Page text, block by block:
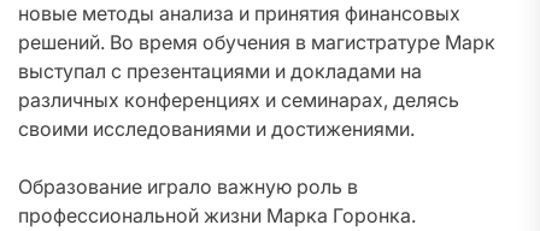
новые методы анализа и принятия финансовых
решений. Во время обучения в магистратуре Марк
выступал с презентациями и докладами на
различных конференциях и семинарах, делясь
своими исследованиями и достижениями.
Образование играло важную роль в
профессиональной жизни Марка Горонка.